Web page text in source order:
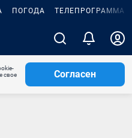
ПОГОДА ТЕЛЕПРОГРАММА
свое
Согласен